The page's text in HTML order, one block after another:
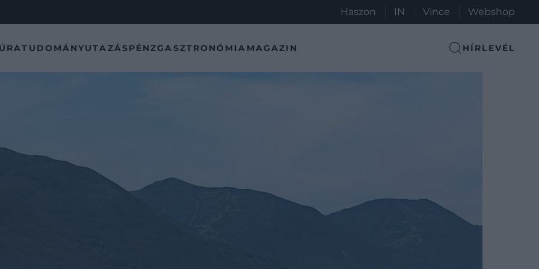
Haszon IN Vince Webshop
TUDOMÁNYUTAZÁSPÉNZGASZTRONÓMIA MAGAZIN HÍRLEVÉL